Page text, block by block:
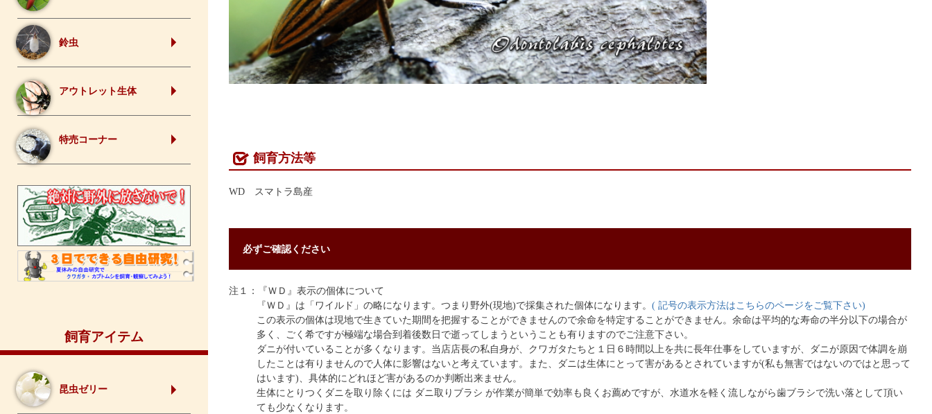
鈴虫
アウトレット生体
特売コーナー
飼育アイテム
昆虫ゼリー
飼育方法等
WD スマトラ島産
必ずご確認ください
注１：『ＷＤ』表示の個体について
『ＷＤ』は「ワイルド」の略になります。つまり野外(現地)で採集された個体になります。 ( 記号の表示方法はこちらのページをご覧下さい)
この表示の個体は現地で生きていた期間を把握することができませんので余命を特定することができません。余命は平均的な寿命の半分以下の場合が
多く、ごく希ですが極端な場合到着後数日で逝ってしまうということも有りますのでご注意下さい。
ダニが付いていることが多くなります。当店店長の私自身が、クワガタたちと１日６時間以上を共に長年仕事をしていますが、ダニが原因で体調を崩
したことは有りませんので人体に影響はないと考えています。また、ダニは生体にとって害があるとされていますが(私も無害ではないのではと思って
はいます)、具体的にどれほど害があるのか判断出来ません。
生体にとりつくダニを取り除くには ダニ取りブラシ が作業が簡単で効率も良くお薦めですが、水道水を軽く流しながら歯ブラシで洗い落として頂い
ても少なくなります。